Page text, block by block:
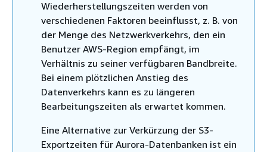
Wiederherstellungszeiten werden von
verschiedenen Faktoren beeinflusst, z. B. von
der Menge des Netzwerkverkehrs, den ein
Benutzer AWS-Region empfängt, im
Verhältnis zu seiner verfügbaren Bandbreite.
Bei einem plötzlichen Anstieg des
Datenverkehrs kann es zu längeren
Bearbeitungszeiten als erwartet kommen.
Eine Alternative zur Verkürzung der S3-
Exportzeiten für Aurora-Datenbanken ist ein